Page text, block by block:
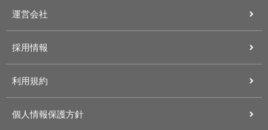
運営会社
採用情報
利用規約
個人情報保護方針